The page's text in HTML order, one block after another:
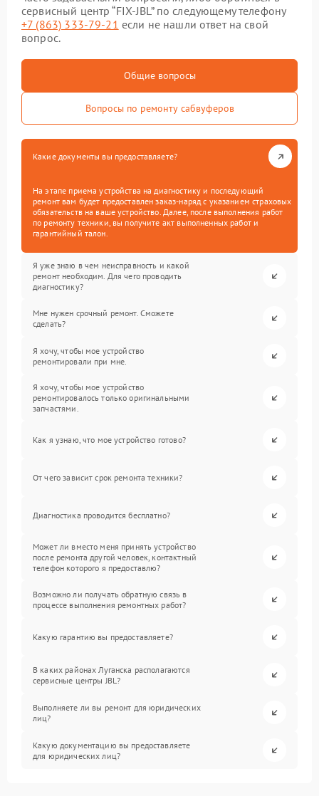
сервисный центр “FIX-JBL” по следующему телефону
+7 (863) 333-79-21 если не нашли ответ на свой
вопрос.
Общие вопросы
Вопросы по ремонту сабвуферов
Какие документы вы предоставляете?
На этапе приема устройства на диагностику и последующий
ремонт вам будет предоставлен заказ-наряд с указанием страховых
обязательств на ваше устройство. Далее, после выполнения работ
по ремонту техники, вы получите акт выполненных работ и
гарантийный талон.
Я уже знаю в чем неисправность и какой
ремонт необходим. Для чего проводить
диагностику?
Мне нужен срочный ремонт. Сможете
сделать?
Я хочу, чтобы мое устройство
ремонтировали при мне.
Я хочу, чтобы мое устройство
ремонтировалось только оригинальными
запчастями.
Как я узнаю, что мое устройство готово?
От чего зависит срок ремонта техники?
Диагностика проводится бесплатно?
Может ли вместо меня принять устройство
после ремонта другой человек, контактный
телефон которого я предоставлю?
Возможно ли получать обратную связь в
процессе выполнения ремонтных работ?
Какую гарантию вы предоставляете?
В каких районах Луганска располагаются
сервисные центры JBL?
Выполняете ли вы ремонт для юридических
лиц?
Какую документацию вы предоставляете
для юридических лиц?